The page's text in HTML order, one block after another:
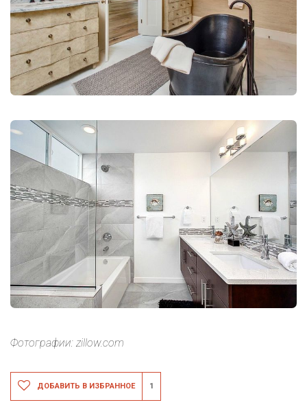
Фотографии: zillow.com
ДОБАВИТЬ В ИЗБРАННОЕ 1